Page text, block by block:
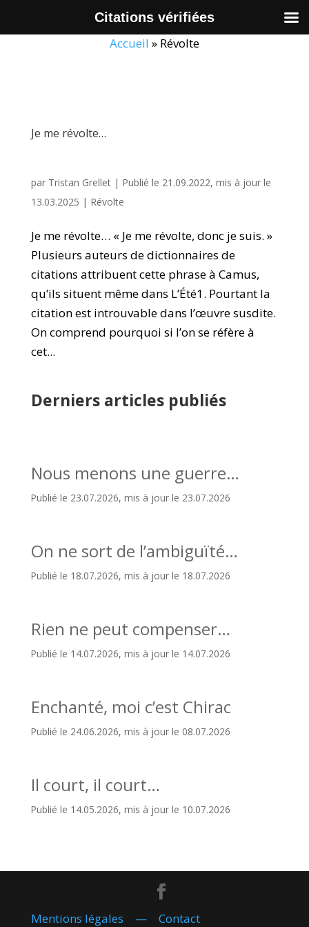
Accueil » Révolte
Je me révolte…
par Tristan Grellet| Publié le 21.09.2022, mis à jour le
13.03.2025 | Révolte
Je me révolte… « Je me révolte, donc je suis. »
Plusieurs auteurs de dictionnaires de
citations attribuent cette phrase à Camus,
qu’ils situent même dans L’Été1. Pourtant la
citation est introuvable dans l’œuvre susdite.
On comprend pourquoi si l’on se réfère à
cet...
Derniers articles publiés
Nous menons une guerre…
Publié le 23.07.2026, mis à jour le 23.07.2026
On ne sort de l’ambiguïté…
Publié le 18.07.2026, mis à jour le 18.07.2026
Rien ne peut compenser…
Publié le 14.07.2026, mis à jour le 14.07.2026
Enchanté, moi c’est Chirac
Publié le 24.06.2026, mis à jour le 08.07.2026
Il court, il court…
Publié le 14.05.2026, mis à jour le 10.07.2026
Mentions légales — Contact
Citations vérifiées